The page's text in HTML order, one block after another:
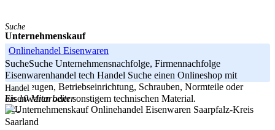
Suche
Unternehmenskauf
Onlinehandel Eisenwaren
SucheSuche Unternehmensnachfolge, Firmennachfolge
Eisenwarenhandel tech Handel Suche einen Onlineshop mit
Werkzeugen, Betriebseinrichtung, Schrauben, Normteile oder
Eisenwaren oder sonstigem technischen Material.
-----
Saarland
Handel
bis 10 Mitarbeiter
Saarpfalz-Kreis